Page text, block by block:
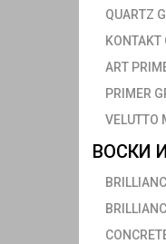
QUARTZ
KONTAKT
ART
PRIMER
VELUTTO
ВОСКИ